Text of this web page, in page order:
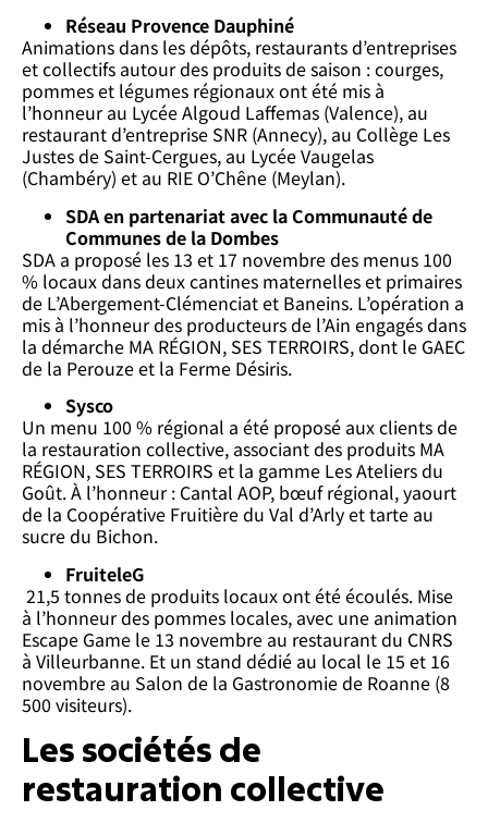
Réseau Provence Dauphiné
Animations dans les dépôts, restaurants d’entreprises
et collectifs autour des produits de saison : courges,
pommes et légumes régionaux ont été mis à
l’honneur au Lycée Algoud Laffemas (Valence), au
restaurant d’entreprise SNR (Annecy), au Collège Les
Justes de Saint-Cergues, au Lycée Vaugelas
(Chambéry) et au RIE O’Chêne (Meylan).
SDA en partenariat avec la Communauté de
Communes de la Dombes
SDA a proposé les 13 et 17 novembre des menus 100
% locaux dans deux cantines maternelles et primaires
de L’Abergement-Clémenciat et Baneins. L’opération a
mis à l’honneur des producteurs de l’Ain engagés dans
la démarche MA RÉGION, SES TERROIRS, dont le GAEC
de la Perouze et la Ferme Désiris.
Sysco
Un menu 100 % régional a été proposé aux clients de
la restauration collective, associant des produits MA
RÉGION, SES TERROIRS et la gamme Les Ateliers du
Goût. À l’honneur : Cantal AOP, bœuf régional, yaourt
de la Coopérative Fruitière du Val d’Arly et tarte au
sucre du Bichon.
FruiteleG
21,5 tonnes de produits locaux ont été écoulés. Mise
à l’honneur des pommes locales, avec une animation
Escape Game le 13 novembre au restaurant du CNRS
à Villeurbanne. Et un stand dédié au local le 15 et 16
novembre au Salon de la Gastronomie de Roanne (8
500 visiteurs).
Les sociétés de
restauration collective